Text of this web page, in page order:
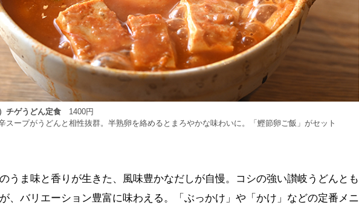
チゲうどん定食 1400円
スープがうどんと相性抜群。半熟卵を絡めるとまろやかな味わいに。「鰹節卵ご飯」がセット
うま味と香りが生きた、風味豊かなだしが自慢。コシの強い讃岐うどんとも
、バリエーション豊富に味わえる。「ぶっかけ」や「かけ」などの定番メニ